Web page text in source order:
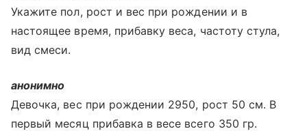
Укажите пол, рост и вес при рождении и в
настоящее время, прибавку веса, частоту стула,
вид смеси.
анонимно
Девочка, вес при рождении 2950, рост 50 см. В
первый месяц прибавка в весе всего 350 гр.